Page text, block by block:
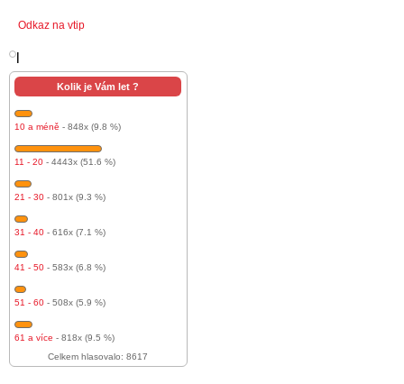
Odkaz na vtip
Kolik je Vám let ?
10 a méně - 848x (9.8 %)
11 - 20 - 4443x (51.6 %)
21 - 30 - 801x (9.3 %)
31 - 40 - 616x (7.1 %)
41 - 50 - 583x (6.8 %)
51 - 60 - 508x (5.9 %)
61 a více - 818x (9.5 %)
Celkem hlasovalo: 8617